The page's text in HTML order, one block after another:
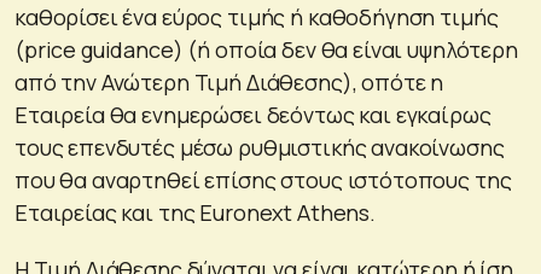
καθορίσει ένα εύρος τιμής ή καθοδήγηση τιμής
(price guidance) (ή οποία δεν θα είναι υψηλότερη
από την Ανώτερη Τιμή Διάθεσης), οπότε η
Εταιρεία θα ενημερώσει δεόντως και εγκαίρως
τους επενδυτές μέσω ρυθμιστικής ανακοίνωσης
που θα αναρτηθεί επίσης στους ιστότοπους της
Εταιρείας και της Euronext Athens.